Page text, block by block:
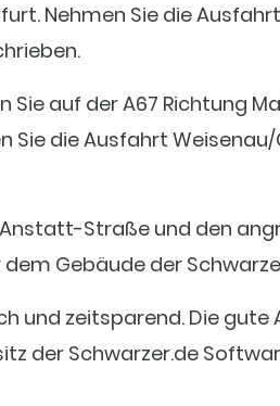
Nehmen Sie die
Sie auf der A67 Richtung
Sie die Ausfahrt
Straße und den
Gebäude der
und zeitsparend. Die
der Schwarzer.de